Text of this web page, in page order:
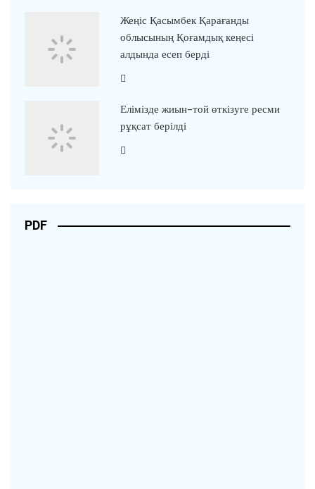
Жеңіс Қасымбек Қарағанды
облысының Қоғамдық кеңесі
алдында есеп берді
Елімізде жиын-той өткізуге ресми
рұқсат берілді
PDF